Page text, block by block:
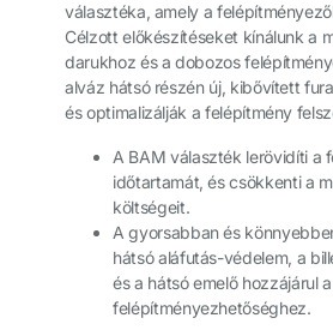
választéka, amely a
Célzott előkészítéseket kínálunk a
darukhoz és a dobozos
alváz hátsó részén új, kibővített
és optimalizálják a felépítmény
A BAM választék lerövidíti a
időtartamát, és csökkenti a
költségeit.
A gyorsabban és
hátsó aláfutás-védelem, a
és a hátsó emelő hozzájárul
felépítményezhetőséghez.